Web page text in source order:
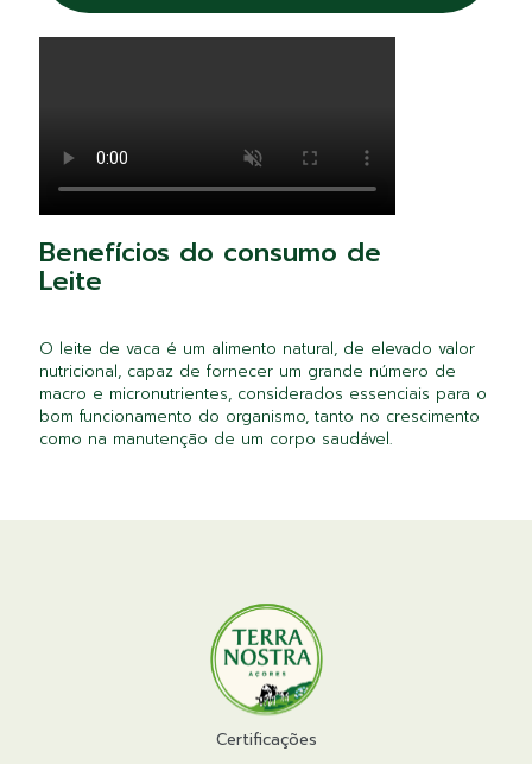
Benefícios do consumo de
Leite
O leite de vaca é um alimento natural, de elevado valor
nutricional, capaz de fornecer um grande número de
macro e micronutrientes, considerados essenciais para o
bom funcionamento do organismo, tanto no crescimento
como na manutenção de um corpo saudável.
Certificações